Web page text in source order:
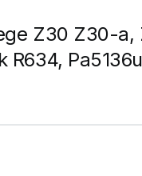
Z30 Z30-a,
Pa5136u